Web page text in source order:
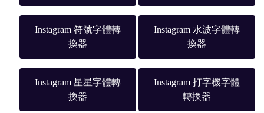
Instagram 符號字體轉
換器
Instagram 水波字體轉
換器
Instagram 星星字體轉
換器
Instagram 打字機字體
轉換器